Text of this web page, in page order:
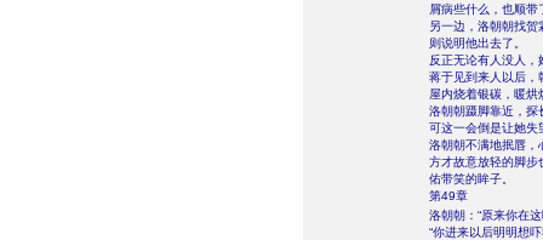
屑病些什么，也顺
另一边，洛朝朝找
则说明他出去了。
反正无论有人没人
蒋于见到来人以后，
屋内烧着银碳，暖
洛朝朝蹑脚靠近，探
可这一会倒是让她失
洛朝朝不满地抿唇，
方才故意放轻的脚步
佑带笑的眸子。
第49章
洛朝朝：“原来你在
“你进来以后明明想